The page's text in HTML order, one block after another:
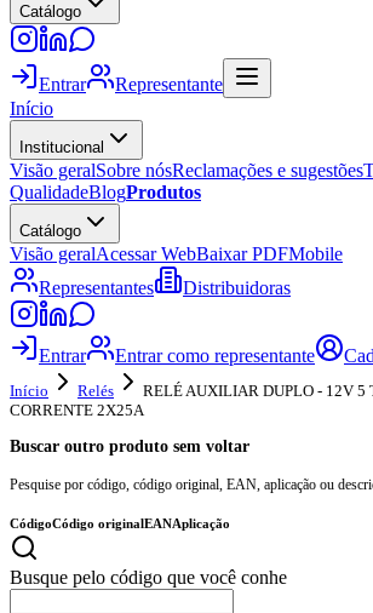
Catálogo
Entrar
Representante
Início
Institucional
Visão geralSobre nósReclamações e sugestões
QualidadeBlogProdutos
Catálogo
Visão geralAcessar WebBaixar PDFMobile
Representantes
Distribuidoras
Entrar Entrar como representante
Início Relés
RELÉ AUXILIAR DUPLO - 12V 5
CORRENTE 2X25A
Buscar outro produto sem voltar
Pesquise por código, código original, EAN, aplicação ou
CódigoCódigo originalEANAplicação
Busqu